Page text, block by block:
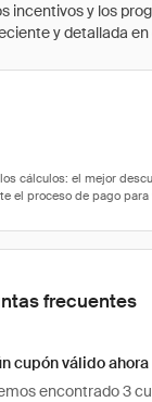
incentivos y los
y detallada en
frecuentes
cupón válido
encontrado 3